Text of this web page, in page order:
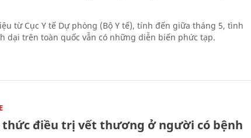
từ Cục Y tế Dự phòng (Bộ Y tế), tính đến giữa tháng 5, tình
dại trên toàn quốc vẫn có những diễn biến phức tạp.
thức điều trị vết thương ở người có bệnh